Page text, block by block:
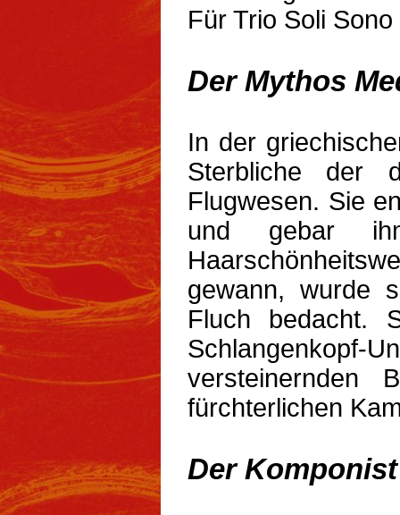
Für Trio Soli
Der Mythos
In der
Sterbliche der
Flugwesen. Sie
und gebar
gewann, wurde
Fluch bedacht.
Schlangenkopf-
versteinernden
fürchterlichen
Der